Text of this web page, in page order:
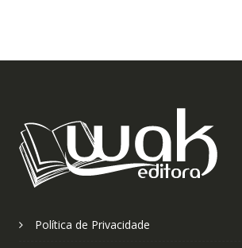
Política de Privacidade